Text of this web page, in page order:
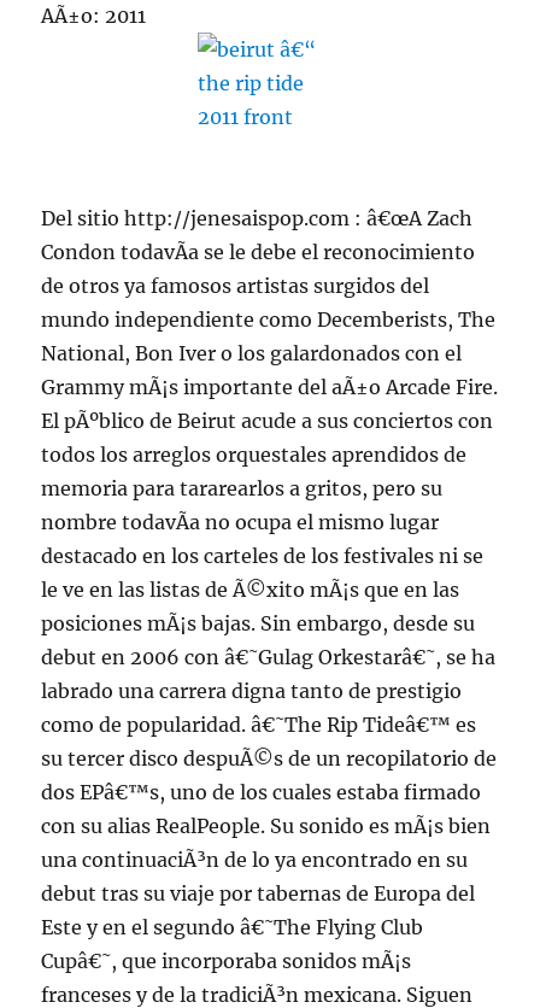
AÃ±o: 2011
Del sitio http://jenesaispop.com : â€œA Zach
Condon todavÃ­a se le debe el reconocimiento
de otros ya famosos artistas surgidos del
mundo independiente como Decemberists, The
National, Bon Iver o los galardonados con el
Grammy mÃ¡s importante del aÃ±o Arcade Fire.
El pÃºblico de Beirut acude a sus conciertos con
todos los arreglos orquestales aprendidos de
memoria para tararearlos a gritos, pero su
nombre todavÃ­a no ocupa el mismo lugar
destacado en los carteles de los festivales ni se
le ve en las listas de Ã©xito mÃ¡s que en las
posiciones mÃ¡s bajas. Sin embargo, desde su
debut en 2006 con â€˜Gulag Orkestarâ€˜, se ha
labrado una carrera digna tanto de prestigio
como de popularidad. â€˜The Rip Tideâ€™ es
su tercer disco despuÃ©s de un recopilatorio de
dos EPâ€™s, uno de los cuales estaba firmado
con su alias RealPeople. Su sonido es mÃ¡s bien
una continuaciÃ³n de lo ya encontrado en su
debut tras su viaje por tabernas de Europa del
Este y en el segundo â€˜The Flying Club
Cupâ€˜, que incorporaba sonidos mÃ¡s
franceses y de la tradiciÃ³n mexicana. Siguen